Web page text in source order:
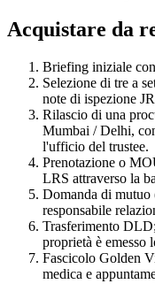
Acquistare da
Briefing iniziale
Selezione di tre a
note di ispezione
Rilascio di una
Mumbai / Delhi,
l'ufficio del trustee.
Prenotazione o
LRS attraverso la
Domanda di mutuo
responsabile
Trasferimento
proprietà è emesso
Fascicolo Golden
medica e